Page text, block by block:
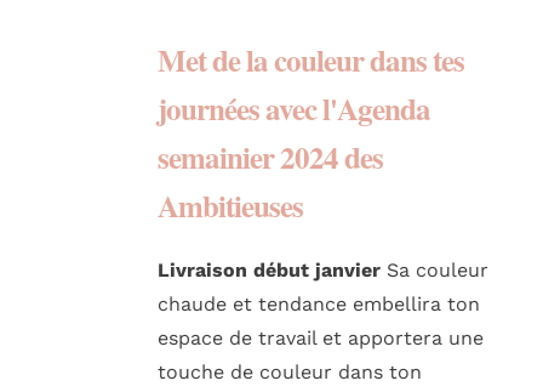
21,90 €.10,00 €.
Met de la couleur dans tes
journées avec l'Agenda
semainier 2024 des
Ambitieuses
Livraison début janvier Sa couleur
chaude et tendance embellira ton
espace de travail et apportera une
touche de couleur dans ton